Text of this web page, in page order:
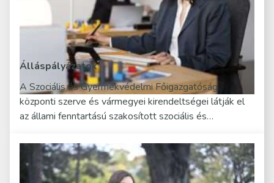
Álláspályázatok
A Szociális és Gyermekvédelmi Főigazgatóság
központi szerve és vármegyei kirendeltségei látják el
az állami fenntartású szakosított szociális és…